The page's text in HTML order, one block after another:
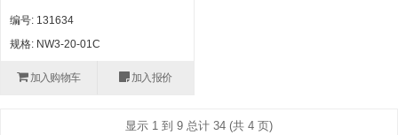
编号: 131634
规格: NW3-20-01C
加入购物车 加入报价
显示 1 到 9 总计 34 (共 4 页)
带金具吸盘(长圆式)
带金具吸盘(波纹管式1.5段)
带金具吸盘(波纹管式2.5段)